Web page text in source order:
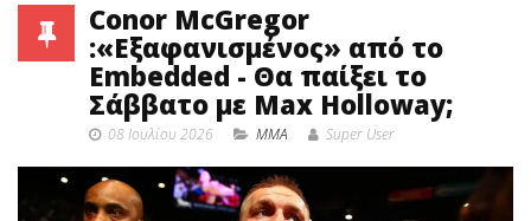
Conor McGregor
:«Εξαφανισμένος» από το
Embedded - Θα παίξει το
Σάββατο με Max Holloway;
08 Ιουλίου 2026 MMA Super User